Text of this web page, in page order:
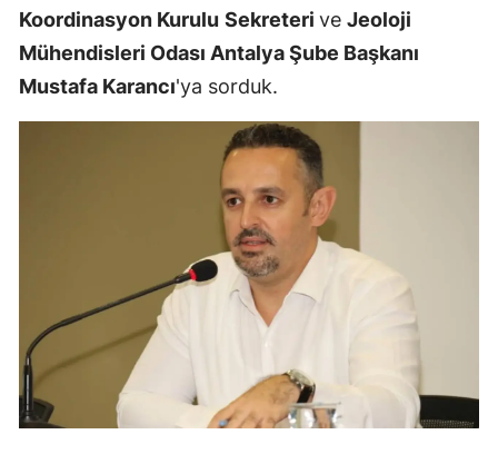
Koordinasyon Kurulu Sekreteri ve Jeoloji
Mühendisleri Odası Antalya Şube Başkanı
Mustafa Karancı'ya sorduk.